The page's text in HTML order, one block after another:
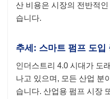
산 비용은 시장의 전반적
습니다.
추세: 스마트 펌프 도입
인더스트리 4.0 시대가 도
나고 있으며, 모든 산업 분
습니다. 산업용 펌프 시장